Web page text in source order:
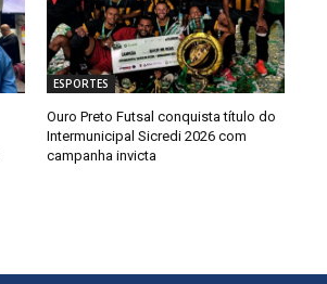
ESPORTES
Ouro Preto Futsal conquista título do
Intermunicipal Sicredi 2026 com
campanha invicta